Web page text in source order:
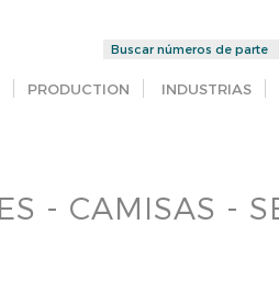
PRODUCTION INDUSTRIAS
- CAMISAS -